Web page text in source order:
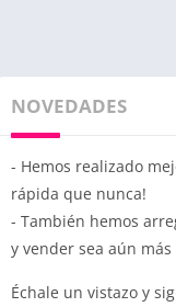
NOVEDADES
- Hemos realizado
rápida que nunca!
- También hemos
y vender sea aún más
Échale un vistazo y